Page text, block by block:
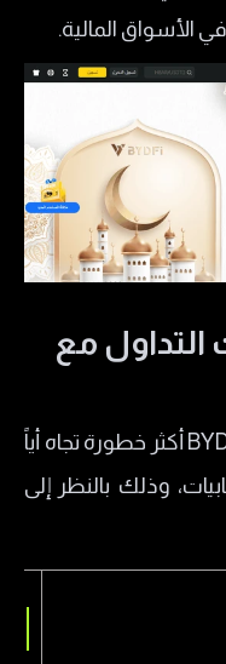
الأسواق المالية.
التداول مع
تبدو سلبيات التداول مع منصة BYDFi أكثر خطورة تجاه أياً
وذلك بالنظر إلى